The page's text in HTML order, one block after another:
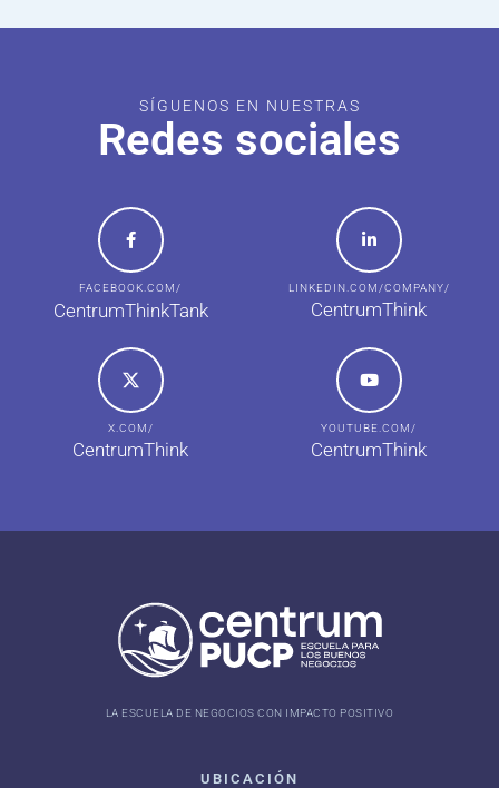
SÍGUENOS EN NUESTRAS
Redes sociales
FACEBOOK.COM/
CentrumThinkTank
LINKEDIN.COM/COMPANY/
CentrumThink
X.COM/
CentrumThink
YOUTUBE.COM/
CentrumThink
LA ESCUELA DE NEGOCIOS CON IMPACTO POSITIVO
UBICACIÓN